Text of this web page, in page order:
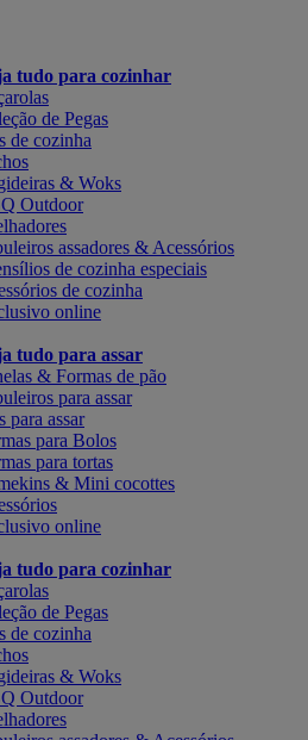
tudo para cozinhar
de Pegas
de cozinha
& Woks
Outdoor
assadores & Acessórios
de cozinha especiais
de cozinha
online
tudo para assar
& Formas de pão
para assar
para assar
para Bolos
para tortas
& Mini cocottes
online
tudo para cozinhar
de Pegas
de cozinha
& Woks
Outdoor